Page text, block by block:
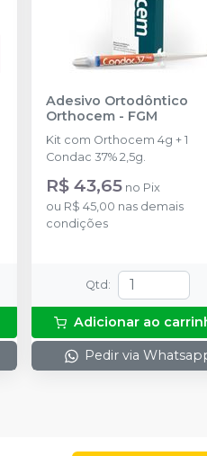
Adesivo Ortodôntico
Orthocem- FGM
Kit com Orthocem 4g + 1
Condac 37% 2,5g.
R$ 43,65 no Pix
ou R$ 45,00 nas demais
condições
Qtd :
Adicionar ao
Pedir via